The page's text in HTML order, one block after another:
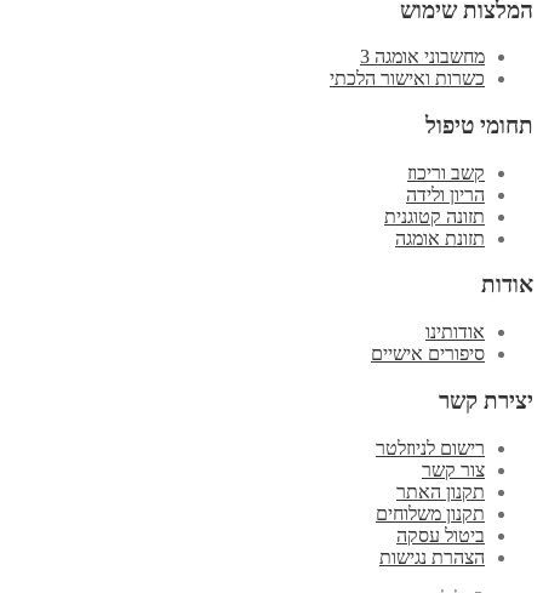
המלצות שימוש
מחשבוני אומגה 3
כשרות ואישור הלכתי
תחומי טיפול
קשב וריכוז
הריון ולידה
תזונה קטוגנית
תזונת אומגה
אודות
אודותינו
סיפורים אישיים
יצירת קשר
רישום לניוזלטר
צור קשר
תקנון האתר
תקנון משלוחים
ביטול עסקה
הצהרת נגישות